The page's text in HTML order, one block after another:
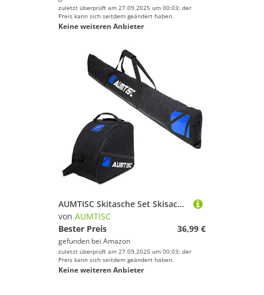
zuletzt überprüft am 27.09.2025 um 00:03; der
Preis kann sich seitdem geändert haben.
Keine weiteren Anbieter
AUMTISC Skitasche Set Skisack &Skischuhtasche Längenverstellbare Bis 200 cm für 1 Paar Ski & Skischuhe…
von AUMTISC
Bester Preis
36,99 €
gefunden bei Amazon
zuletzt überprüft am 27.09.2025 um 00:03; der
Preis kann sich seitdem geändert haben.
Keine weiteren Anbieter